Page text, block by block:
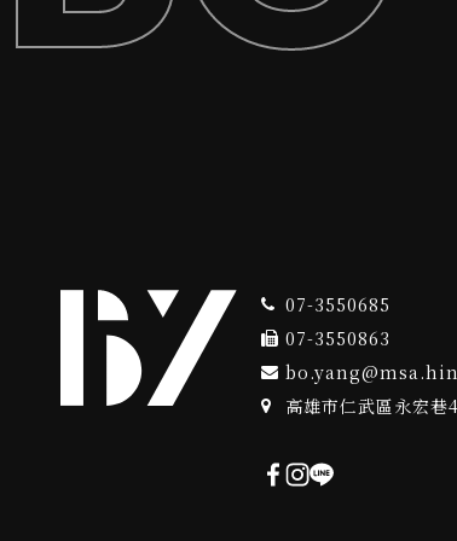
07-3550685
07-3550863
高雄市仁武區永宏巷